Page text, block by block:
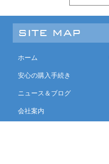
ホーム
安心の購入手続き
ニュース＆ブログ
会社案内